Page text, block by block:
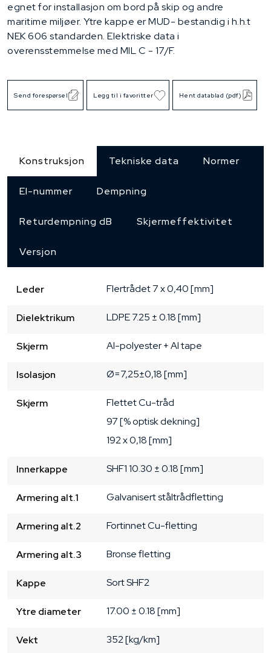
egnet for installasjon om bord på skip og andre
maritime miljøer. Ytre kappe er MUD- bestandig i h.h.t
NEK 606 standarden. Elektriske data i
overensstemmelse med MIL C - 17/F.
Send forespørsel Legg til i favoritter Hent datablad (pdf)
Konstruksjon Tekniske data Normer
El-nummer Dempning
Returdempning dB Skjermeffektivitet
Versjon
Leder Flertrådet7 x 0,40 [mm]
Dielektrikum LDPE7.25 ± 0.18 [mm]
Skjerm Al-polyester + Al tape
Isolasjon Ø=7,25±0,18 [mm]
Skjerm
Flettet Cu-tråd
97 [% optisk dekning]
192 x 0,18 [mm]
Innerkappe SHF110.30 ± 0.18 [mm]
Armering alt.1 Galvanisert ståltrådfletting
Armering alt.2 Fortinnet Cu-fletting
Armering alt.3 Bronse fletting
Kappe SortSHF2
Ytre diameter 17.00 ± 0.18 [mm]
Vekt 352 [kg/km]